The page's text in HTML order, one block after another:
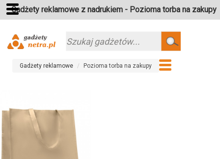
Gadżety reklamowe z nadrukiem - Pozioma torba na zakupy
Szukaj
Gadżety reklamowe Pozioma torba na zakupy